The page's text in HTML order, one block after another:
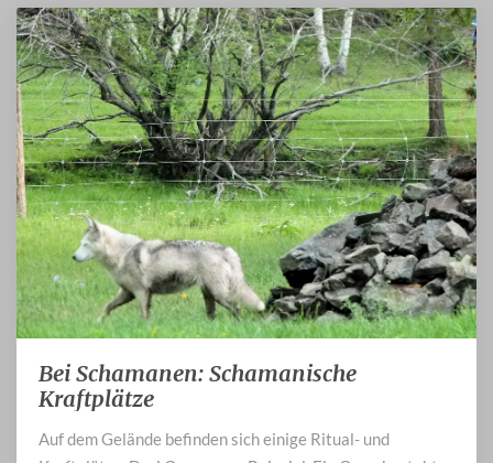
Bei
Schamanen:
Kraftplätze
Bei Schamanen: Schamanische
Kraftplätze
Auf dem Gelände befinden sich einige Ritual- und